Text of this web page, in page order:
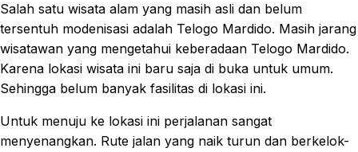
Salah satu wisata alam yang masih asli dan belum
tersentuh modenisasi adalah Telogo Mardido. Masih jarang
wisatawan yang mengetahui keberadaan Telogo Mardido.
Karena lokasi wisata ini baru saja di buka untuk umum.
Sehingga belum banyak fasilitas di lokasi ini.
Untuk menuju ke lokasi ini perjalanan sangat
menyenangkan. Rute jalan yang naik turun dan berkelok-